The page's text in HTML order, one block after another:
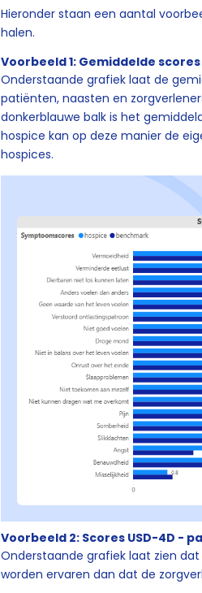
Hieronder staan een aantal
halen.
Voorbeeld 1: Gemiddelde scores
Onderstaande grafiek laat de
patiënten, naasten en
donkerblauwe balk is het
hospice kan op deze manier de
hospices.
Voorbeeld 2: Scores USD-4D -
Onderstaande grafiek laat zien
worden ervaren dan dat de